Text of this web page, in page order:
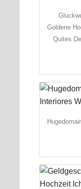
Goldene
Quites